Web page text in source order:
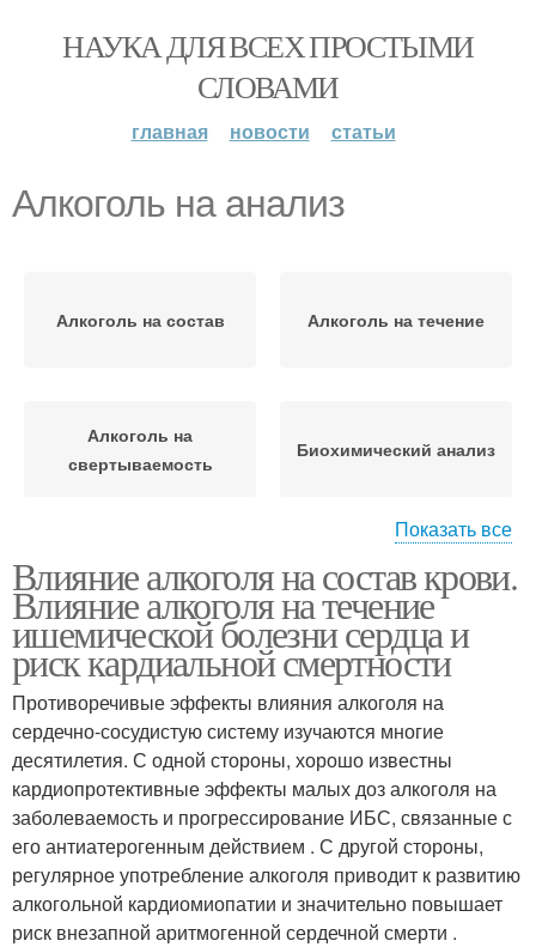
НАУКА ДЛЯ ВСЕХ ПРОСТЫМИ
СЛОВАМИ
главная новости статьи
Алкоголь на анализ
Алкоголь на состав Алкоголь на течение
Алкоголь на
свертываемость
Биохимический анализ
Алкоголь на густоту Алкоголь с сердцем
Алкоголь на лейкоциты
Показать все
Влияние алкоголя на состав крови.
Влияние алкоголя на течение
ишемической болезни сердца и
риск кардиальной смертности
Противоречивые эффекты влияния алкоголя на
сердечно-сосудистую систему изучаются многие
десятилетия. С одной стороны, хорошо известны
кардиопротективные эффекты малых доз алкоголя на
заболеваемость и прогрессирование ИБС, связанные с
его антиатерогенным действием . С другой стороны,
регулярное употребление алкоголя приводит к развитию
алкогольной кардиомиопатии и значительно повышает
риск внезапной аритмогенной сердечной смерти .